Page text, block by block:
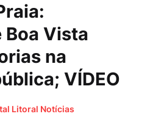
Boa Vista
na
VÍDEO
Litoral Notícias